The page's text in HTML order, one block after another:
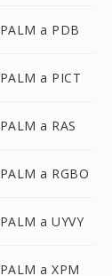
PALM a PDB
PALM a PICT
PALM a RAS
PALM a RGBO
PALM a UYVY
PALM a XPM